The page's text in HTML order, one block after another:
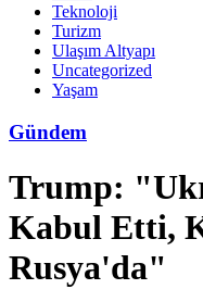
Teknoloji
Turizm
Ulaşım Altyapı
Uncategorized
Yaşam
Gündem
Trump:
Kabul Etti,
Rusya'da"